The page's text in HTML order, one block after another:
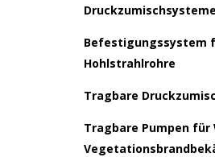
Druckzumischsysteme
Befestigungssystem
Hohlstrahlrohre
Tragbare
Tragbare Pumpen für